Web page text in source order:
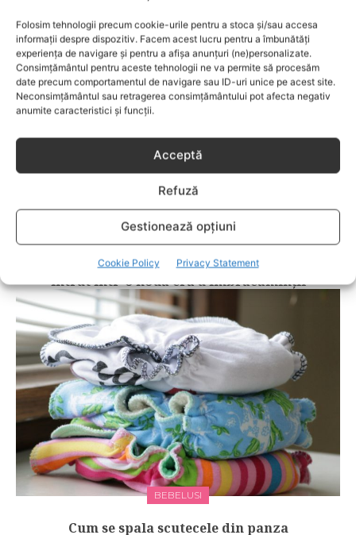
Folosim tehnologii precum cookie-urile pentru a stoca și/sau accesa
informații despre dispozitiv. Facem acest lucru pentru a îmbunătăți
experiența de navigare și pentru a afișa anunțuri (ne)personalizate.
Consimțământul pentru aceste tehnologii ne va permite să procesăm
date precum comportamentul de navigare sau ID-uri unice pe acest site.
Neconsimțământul sau retragerea consimțământului pot afecta negativ
anumite caracteristici și funcții.
Acceptă
Refuză
Gestionează opțiuni
Cookie Policy Privacy Statement
bebe când e frig afară
HAINE BEBELUSI
Tehnologia nu ține pasul pe loc, bebelușii au
intrat într-o nouă eră a îmbrăcăminții
BEBELUSI
Cum se spala scutecele din panza